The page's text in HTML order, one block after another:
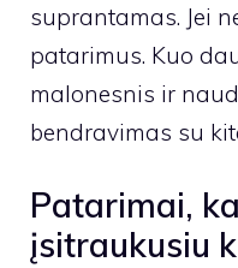
suprantamas. Jei
patarimus. Kuo
malonesnis ir
bendravimas su
Patarimai,
įsitraukusiu